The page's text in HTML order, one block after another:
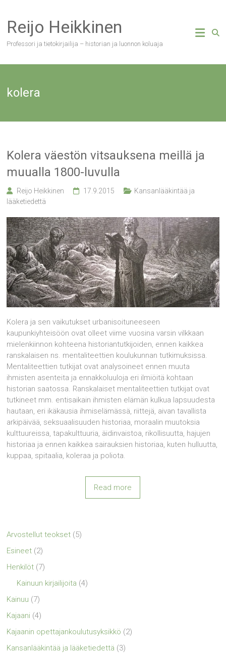
content
Reijo Heikkinen
Professori ja tietokirjailija – historian ja luonnon koluaja
kolera
Kolera väestön vitsauksena meillä ja
muualla 1800-luvulla
Reijo Heikkinen 17.9.2015
Kansanlääkintää ja
lääketiedettä
Kolera ja sen vaikutukset urbanisoituneeseen
kaupunkiyhteisöön ovat olleet viime vuosina varsin vilkkaan
mielenkiinnon kohteena historiantutkijoiden, ennen kaikkea
ranskalaisen ns. mentaliteettien koulukunnan tutkimuksissa.
Mentaliteettien tutkijat ovat analysoineet ennen muuta
ihmisten asenteita ja ennakkoluuloja eri ilmiöitä kohtaan
historian saatossa. Ranskalaiset mentaliteettien tutkijat ovat
tutkineet mm. entisaikain ihmisten elämän kulkua lapsuudesta
hautaan, eri ikäkausia ihmiselämässä, riittejä, aivan tavallista
arkipäivää, seksuaalisuuden historiaa, moraalin muutoksia
kulttuureissa, tapakulttuuria, äidinvaistoa, rikollisuutta, hajujen
historiaa ja ennen kaikkea sairauksien historiaa, kuten hulluutta,
kuppaa, spitaalia, koleraa ja poliota.
Read more
Arvostellut teokset (5)
Esineet (2)
Henkilöt (7)
Kainuun kirjailijoita (4)
Kainuu (7)
Kajaani (4)
Kajaanin opettajankoulutusyksikkö (2)
Kansanlääkintää ja lääketiedettä (3)